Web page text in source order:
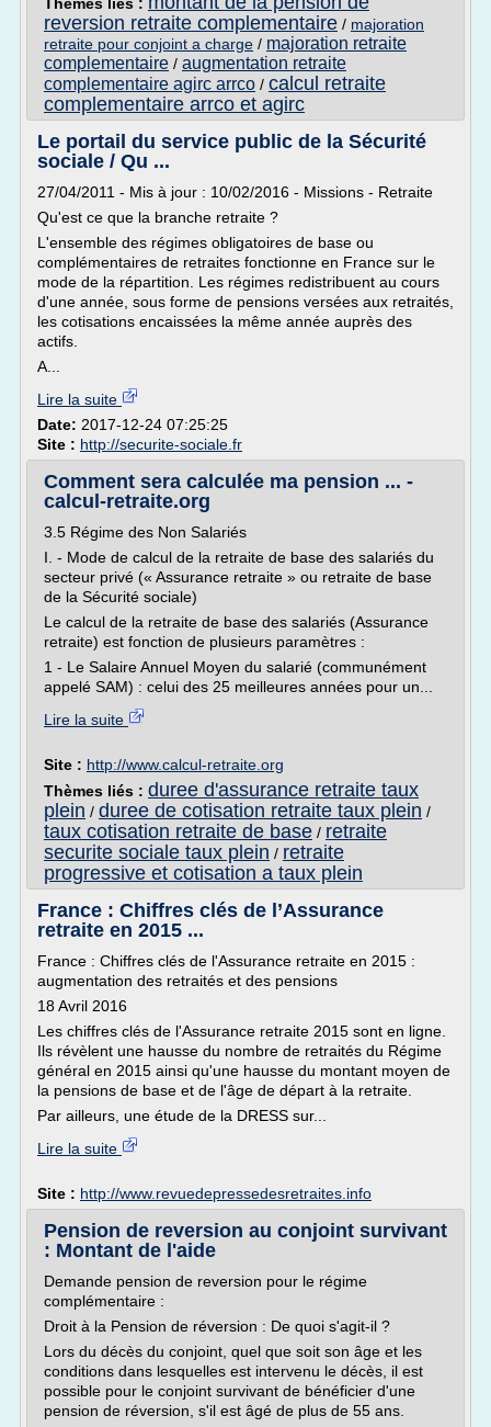
reversion retraite complementaire / majoration
retraite pour conjoint a charge / majoration retraite
complementaire / augmentation retraite
complementaire agirc arrco / calcul retraite
complementaire arrco et agirc
Le portail du service public de la Sécurité
sociale / Qu ...
27/04/2011 - Mis à jour : 10/02/2016 - Missions - Retraite
Qu'est ce que la branche retraite ?
L'ensemble des régimes obligatoires de base ou
complémentaires de retraites fonctionne en France sur le
mode de la répartition. Les régimes redistribuent au cours
d'une année, sous forme de pensions versées aux retraités,
les cotisations encaissées la même année auprès des
actifs.
A...
Lire la suite
Date: 2017-12-24 07:25:25
Site : http://securite-sociale.fr
Comment sera calculée ma pension ... -
calcul-retraite.org
3.5 Régime des Non Salariés
I. - Mode de calcul de la retraite de base des salariés du
secteur privé (« Assurance retraite » ou retraite de base
de la Sécurité sociale)
Le calcul de la retraite de base des salariés (Assurance
retraite) est fonction de plusieurs paramètres :
1 - Le Salaire Annuel Moyen du salarié (communément
appelé SAM) : celui des 25 meilleures années pour un...
Lire la suite
Site : http://www.calcul-retraite.org
Thèmes liés : duree d'assurance retraite taux
plein / duree de cotisation retraite taux plein /
taux cotisation retraite de base / retraite
securite sociale taux plein / retraite
progressive et cotisation a taux plein
France : Chiffres clés de l’Assurance
retraite en 2015 ...
France : Chiffres clés de l'Assurance retraite en 2015 :
augmentation des retraités et des pensions
18 Avril 2016
Les chiffres clés de l'Assurance retraite 2015 sont en ligne.
Ils révèlent une hausse du nombre de retraités du Régime
général en 2015 ainsi qu'une hausse du montant moyen de
la pensions de base et de l'âge de départ à la retraite.
Par ailleurs, une étude de la DRESS sur...
Lire la suite
Site : http://www.revuedepressedesretraites.info
Pension de reversion au conjoint survivant
: Montant de l'aide
Demande pension de reversion pour le régime
complémentaire :
Droit à la Pension de réversion : De quoi s'agit-il ?
Lors du décès du conjoint, quel que soit son âge et les
conditions dans lesquelles est intervenu le décès, il est
possible pour le conjoint survivant de bénéficier d'une
pension de réversion, s'il est âgé de plus de 55 ans.